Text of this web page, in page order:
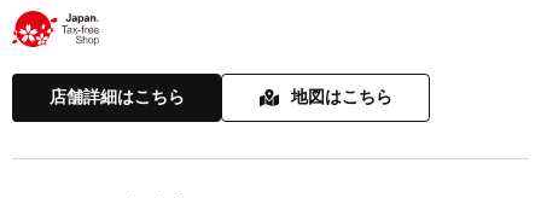
店舗詳細はこちら 地図はこちら